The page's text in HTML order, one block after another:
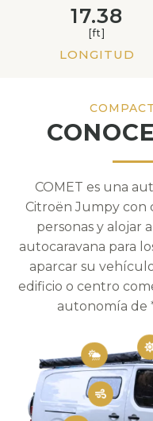
17.38
[ft]
LONGITUD
COMET es una
Citroën Jumpy con
personas y alojar
autocaravana para
aparcar su
edificio o centro
autonomía de